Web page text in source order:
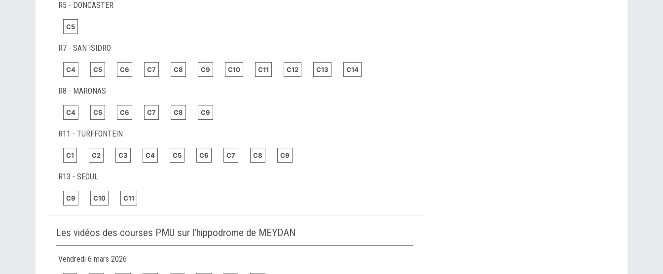
R5 - DONCASTER
C5
R7 - SAN ISIDRO
C4 C5 C6 C7 C8 C9 C10 C11 C12 C13 C14
R8 - MARONAS
C4 C5 C6 C7 C8 C9
R11 - TURFFONTEIN
C1 C2 C3 C4 C5 C6 C7 C8 C9
R13 - SEOUL
C9 C10 C11
Les vidéos des courses PMU sur l'hippodrome de MEYDAN
Vendredi 6 mars 2026